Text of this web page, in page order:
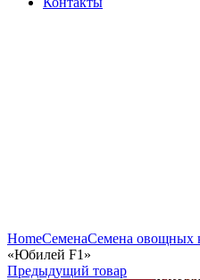
HomeСеменаСемена овощных
«Юбилей F1»
Предыдущий товар